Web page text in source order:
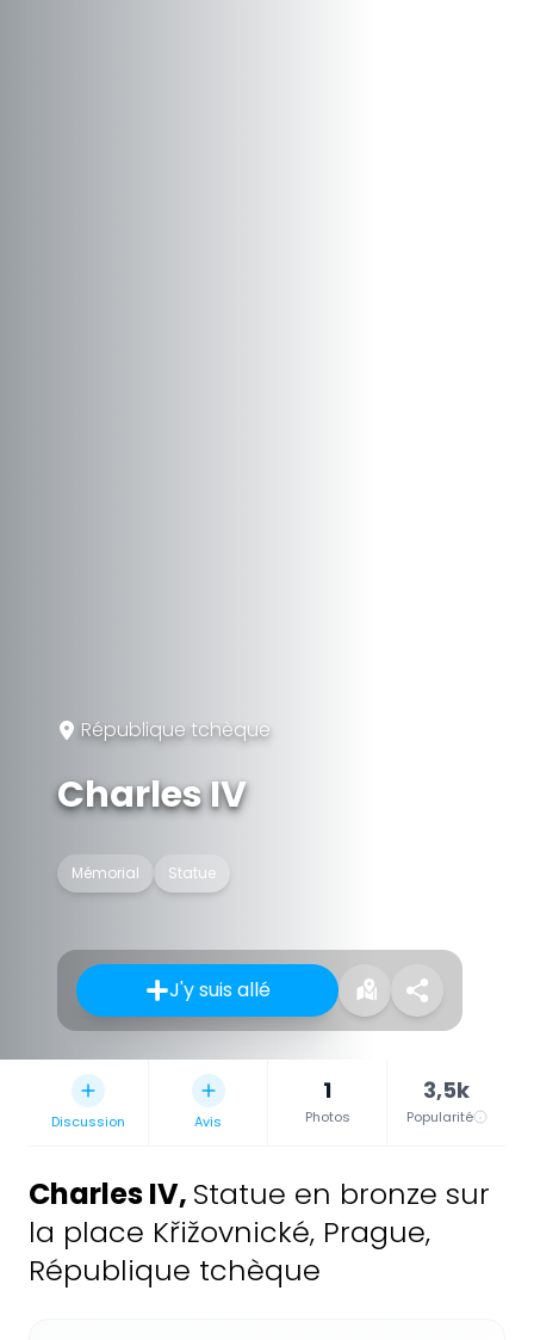
République tchèque
Charles IV
Mémorial Statue
J'y suis allé
Discussion Avis
1
Photos
3,5k
Popularité
Charles IV, Statue en bronze sur
la place Křižovnické, Prague,
République tchèque